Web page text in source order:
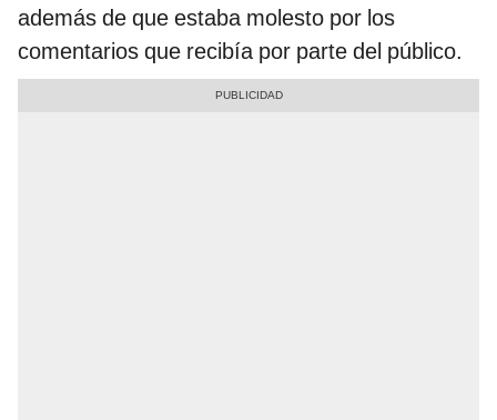
además de que estaba molesto por los
comentarios que recibía por parte del público.